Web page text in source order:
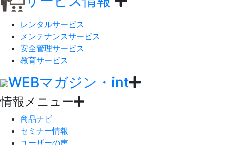
レンタルサービス
メンテナンスサービス
安全管理サービス
教育サービス
WEBマガジン・int
情報メニュー
商品ナビ
セミナー情報
ユーザーの声